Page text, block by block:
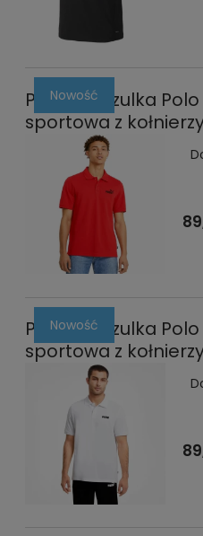
Puma koszulka
sportowa z
Nowość
Puma koszulka
sportowa z
Nowość